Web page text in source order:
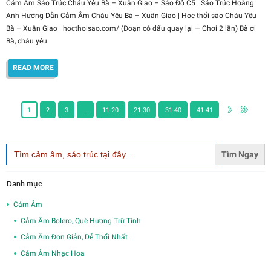
Cảm Âm Sáo Trúc Cháu Yêu Bà – Xuân Giao – Sáo Đô C5 | Sáo Trúc Hoàng
Anh Hướng Dẫn Cảm Âm Cháu Yêu Bà – Xuân Giao | Học thổi sáo Cháu Yêu
Bà – Xuân Giao | hocthoisao.com/ (Đoạn có dấu quay lại — Chơi 2 lần) Bà ơi
Bà, cháu yêu
READ MORE
1 2 3 … 11-20 21-30 31-40 41-41
Search
for:
Danh mục
Cảm Âm
Cảm Âm Bolero, Quê Hương Trữ Tình
Cảm Âm Đơn Giản, Dễ Thổi Nhất
Cảm Âm Nhạc Hoa